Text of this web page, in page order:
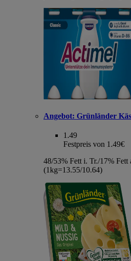
Angebot: Grünländer
1.49
Festpreis von 1.49€
48/53% Fett i. Tr./17% Fett
(1kg=13.55/10.64)